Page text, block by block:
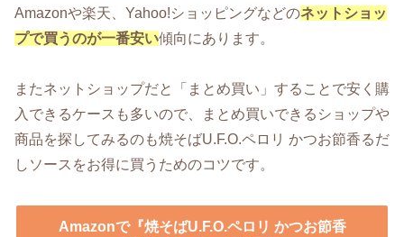
Amazonや楽天、Yahoo!ショッピングなどのネットショッ
プで買うのが一番安い傾向にあります。
またネットショップだと「まとめ買い」することで安く購
入できるケースも多いので、まとめ買いできるショップや
商品を探してみるのも焼そばU.F.O.ペロリ かつお節香るだ
しソースをお得に買うためのコツです。
Amazonで『焼そばU.F.O.ペロリ かつお節香